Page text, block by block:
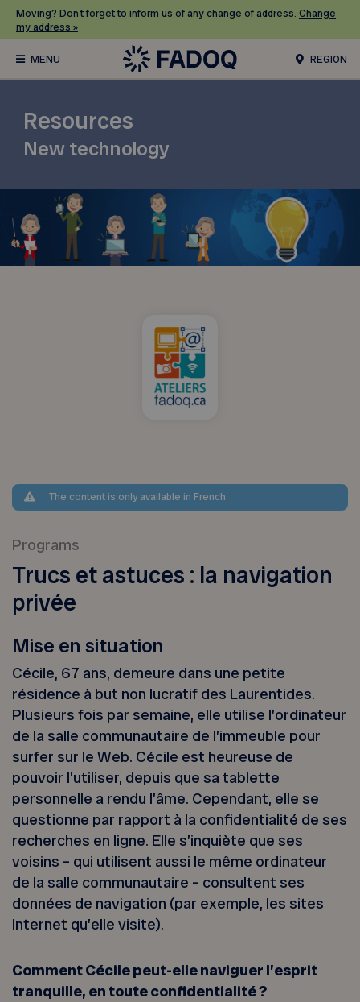
Moving? Don’t forget to inform us of any change of address. Change
my address »
REGION
Resources
New technology
The content is only available in French
Programs
Trucs et astuces : la navigation
privée
Mise en situation
Cécile, 67 ans, demeure dans une petite
résidence à but non lucratif des Laurentides.
Plusieurs fois par semaine, elle utilise l’ordinateur
de la salle communautaire de l’immeuble pour
surfer sur le Web. Cécile est heureuse de
pouvoir l’utiliser, depuis que sa tablette
personnelle a rendu l’âme. Cependant, elle se
questionne par rapport à la confidentialité de ses
recherches en ligne. Elle s’inquiète que ses
voisins – qui utilisent aussi le même ordinateur
de la salle communautaire – consultent ses
données de navigation (par exemple, les sites
Internet qu’elle visite).
Comment Cécile peut-elle naviguer l’esprit
tranquille, en toute confidentialité ?